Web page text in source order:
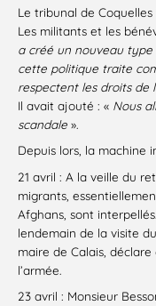
Le tribunal de Coquelles
Les militants et les
a créé un nouveau type
cette politique traite
respectent les droits de
Il avait ajouté : « Nous
scandale ».
Depuis lors, la machine
21 avril : A la veille du
migrants,
Afghans, sont
lendemain de la visite
maire de Calais,
l’armée.
23 avril : Monsieur